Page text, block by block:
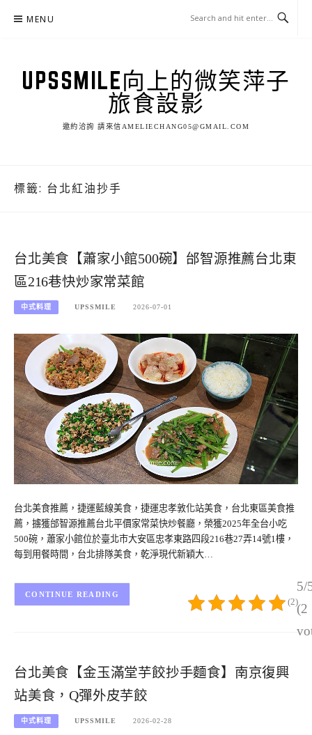
MENU
UPSSMILE向上的微笑萍子
旅食設影
邀約洽詢 請來信AMELIECHANG05@GMAIL.COM
標籤: 台北紅油抄手
台北美食【蕭家小館500碗】邰智源推薦台北東
區216巷快炒家常菜館
中式料理 UPSSMILE 2026-07-01
台北美食推薦，捷運藍線美食，捷運忠孝敦化站美食，台北東區美食推
薦，擄獲邰智源推薦台北平價家常菜快炒餐廳，榮獲2025年全台小吃
500碗，蕭家小館位於臺北市大安區忠孝東路四段216巷27弄14號1樓，
每到用餐時間，台北排隊美食，乾淨現代新穎大…
5/
(2
(2)
CONTINUE READING
台北美食【金玉滿堂芋餃抄手麵食】南京復興
站美食，Q彈外皮芋餃
中式料理 UPSSMILE 2026-02-28